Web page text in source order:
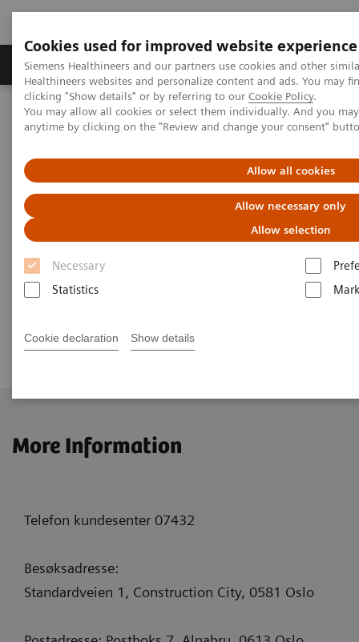
Cookies used for improved website experience
Siemens Healthineers and our partners use cookies and other
Healthineers websites and personalize content and ads. You may
clicking "Show details" or by referring to our Cookie Policy.
You may allow all cookies or select them individually. And you
anytime by clicking on the "Review and change your consent"
Allow all cookies
Allow necessary only
Allow selection
Necessary
Statistics
Cookie declaration Show details
Produkter og løsninger Support og
Hjem Kontakt oss Generelle henvendelser
Hva kan vi hjelpe deg med?
For at henvendelsen din skal komme raskere frem til
rett person hos oss i Siemens Healthineers Norge,
kan du fylle ut feltene i skjemaet nedenfor, så hører
More Information
Telefon kundesenter 07432
Besøksadresse:
Standardveien 1, Construction City, 0581 Oslo